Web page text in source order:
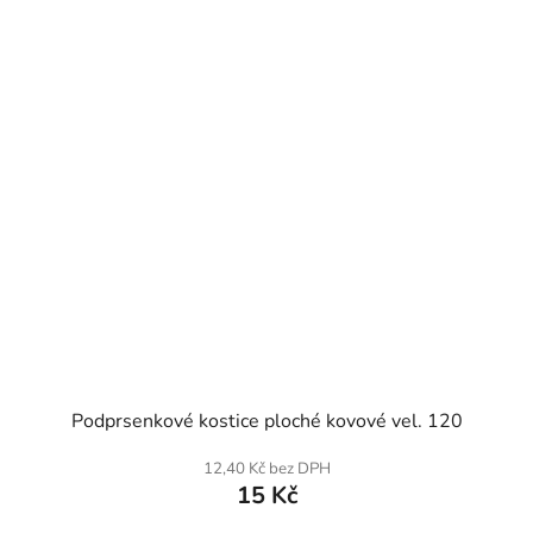
Podprsenkové kostice ploché kovové vel. 120
12,40 Kč bez DPH
15 Kč